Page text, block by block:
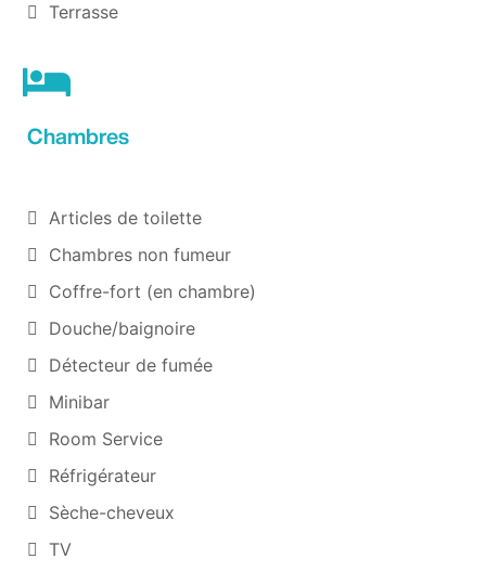
Terrasse
Chambres
Articles de toilette
Chambres non fumeur
Coffre-fort (en chambre)
Douche/baignoire
Détecteur de fumée
Minibar
Room Service
Réfrigérateur
Sèche-cheveux
TV